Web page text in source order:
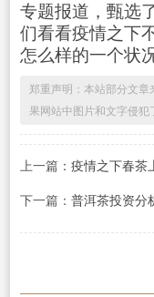
专题报道，甄选
们看看疫情之下
怎么样的一个状况
郑重声明：本站部分文
果网站中图片和文字侵犯
上一篇： 疫情之下春茶
下一篇： 普洱茶投资分